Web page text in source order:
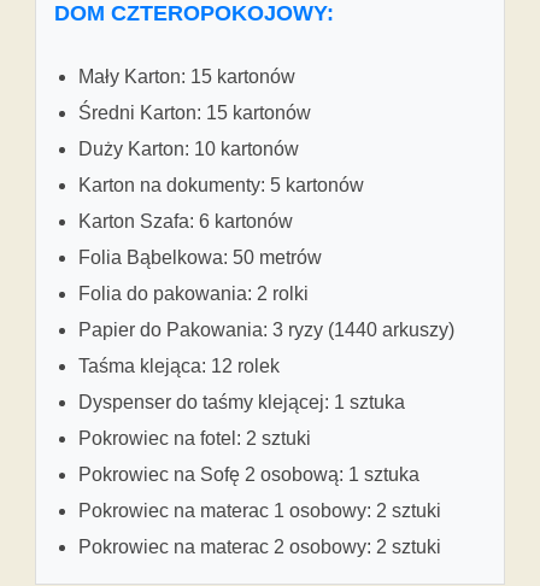
DOM CZTEROPOKOJOWY:
Mały Karton: 15 kartonów
Średni Karton: 15 kartonów
Duży Karton: 10 kartonów
Karton na dokumenty: 5 kartonów
Karton Szafa: 6 kartonów
Folia Bąbelkowa: 50 metrów
Folia do pakowania: 2 rolki
Papier do Pakowania: 3 ryzy (1440 arkuszy)
Taśma klejąca: 12 rolek
Dyspenser do taśmy klejącej: 1 sztuka
Pokrowiec na fotel: 2 sztuki
Pokrowiec na Sofę 2 osobową: 1 sztuka
Pokrowiec na materac 1 osobowy: 2 sztuki
Pokrowiec na materac 2 osobowy: 2 sztuki